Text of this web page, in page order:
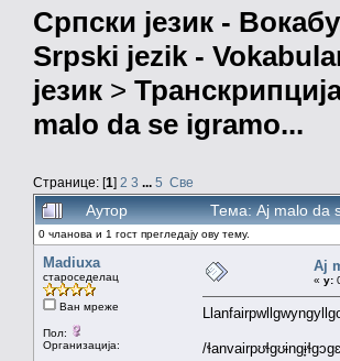
Српски језик -
Srpski jezik -
језик >
malo da se igramo...
Странице: [1] 2 3 ... 5 Све
Аутор Тема: Aj malo da
0 чланова и 1 гост прегледају ову тему.
Madiuxa
староседелац
Ван мреже
Пол:
Организација:
Aj
« у:
/